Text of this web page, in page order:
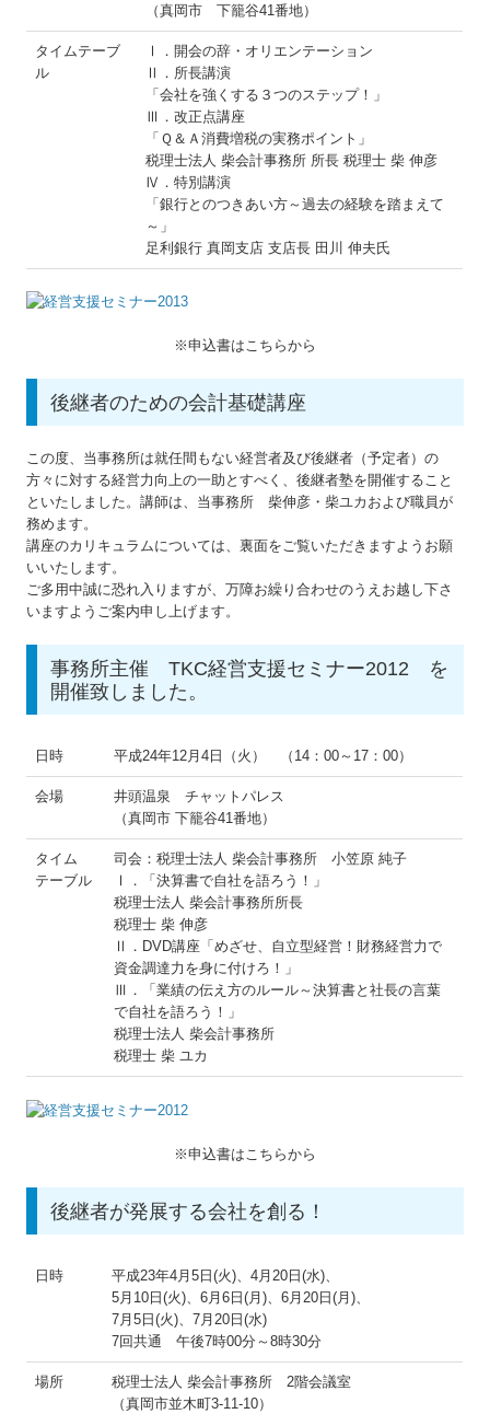
（真岡市 下籠谷41番地）
タイムテーブ
ル
Ⅰ．開会の辞・オリエンテーション
Ⅱ．所長講演
「会社を強くする３つのステップ！」
Ⅲ．改正点講座
「Ｑ＆Ａ消費増税の実務ポイント」
税理士法人 柴会計事務所 所長 税理士 柴 伸彦
Ⅳ．特別講演
「銀行とのつきあい方～過去の経験を踏まえて
～」
足利銀行 真岡支店 支店長 田川 伸夫氏
※申込書はこちらから
後継者のための会計基礎講座
この度、当事務所は就任間もない経営者及び後継者（予定者）の
方々に対する経営力向上の一助とすべく、後継者塾を開催すること
といたしました。講師は、当事務所 柴伸彦・柴ユカおよび職員が
務めます。
講座のカリキュラムについては、裏面をご覧いただきますようお願
いいたします。
ご多用中誠に恐れ入りますが、万障お繰り合わせのうえお越し下さ
いますようご案内申し上げます。
事務所主催 TKC経営支援セミナー2012 を
開催致しました。
日時 平成24年12月4日（火） （14：00～17：00）
会場
井頭温泉 チャットパレス
（真岡市 下籠谷41番地）
タイム
テーブル
司会：税理士法人 柴会計事務所 小笠原 純子
Ⅰ．「決算書で自社を語ろう！」
税理士法人 柴会計事務所所長
税理士 柴 伸彦
Ⅱ．DVD講座「めざせ、自立型経営！財務経営力で
資金調達力を身に付けろ！」
Ⅲ．「業績の伝え方のルール～決算書と社長の言葉
で自社を語ろう！」
税理士法人 柴会計事務所
税理士 柴 ユカ
※申込書はこちらから
後継者が発展する会社を創る！
日時
平成23年4月5日(火)、4月20日(水)、
5月10日(火)、6月6日(月)、6月20日(月)、
7月5日(火)、7月20日(水)
7回共通 午後7時00分～8時30分
場所
税理士法人 柴会計事務所 2階会議室
（真岡市並木町3-11-10）